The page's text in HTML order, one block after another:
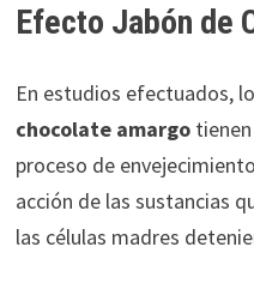
Efecto Jabón de
En estudios efectuados,
chocolate amargotienen
proceso de
acción de las sustancias
las células madres